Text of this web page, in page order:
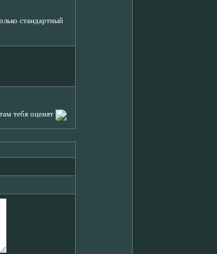
стандартный
тебя оценят